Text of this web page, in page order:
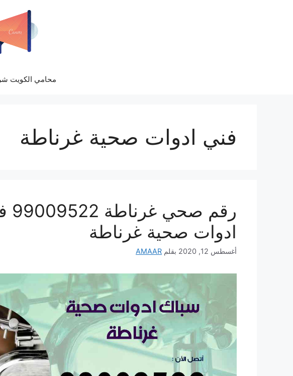
محامي الكويت
فني ادوات صحية غرناطة
ادوات صحية غرناطة
أغسطس 12, 2020 بقلم AMAAR